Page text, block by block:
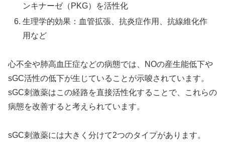
ンキナーゼ（PKG）を活性化
生理学的効果：血管拡張、抗炎症作用、抗線維化作
用など
心不全や肺高血圧症などの病態では、NOの産生能低下や
sGC活性の低下が生じていることが示唆されています。
sGC刺激薬はこの経路を直接活性化することで、これらの
病態を改善すると考えられています。
sGC刺激薬には大きく分けて2つのタイプがあります。